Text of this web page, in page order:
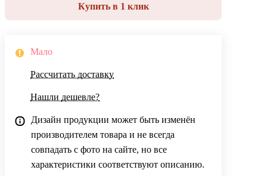
Купить в 1 клик
Мало
Рассчитать доставку
Нашли дешевле?
Дизайн продукции может быть изменён
производителем товара и не всегда
совпадать с фото на сайте, но все
характеристики соответствуют описанию.